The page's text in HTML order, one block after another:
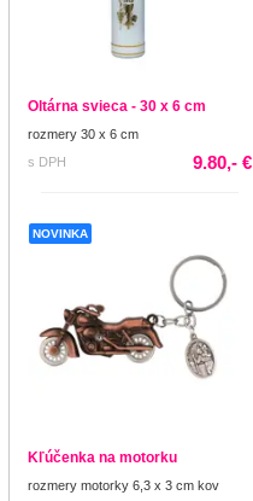
Oltárna svieca - 30 x 6 cm
rozmery 30 x 6 cm
s DPH
9.80,- €
NOVINKA
Kľúčenka na motorku
rozmery motorky 6,3 x 3 cm kov